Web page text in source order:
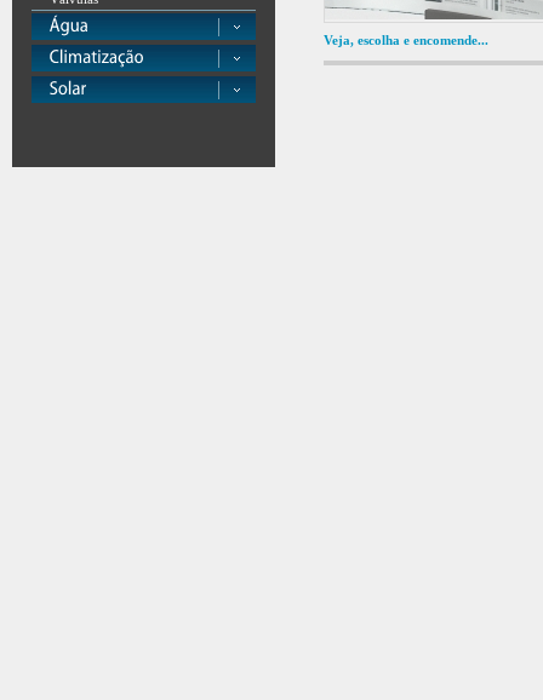
Veja, escolha e encomende...